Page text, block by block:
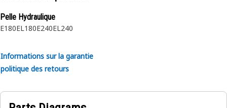
Pelle Hydraulique
E180EL180E240EL240
Informations sur la garantie
politique des retours